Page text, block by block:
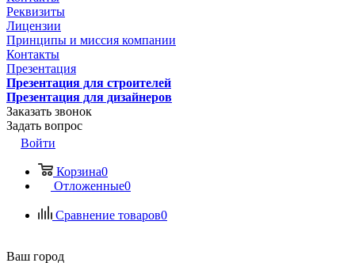
Реквизиты
Лицензии
Принципы и миссия компании
Контакты
Презентация
Презентация для строителей
Презентация для дизайнеров
Заказать звонок
Задать вопрос
Войти
Корзина0
Отложенные0
Сравнение товаров0
Ваш город